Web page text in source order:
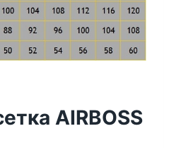
AIRBOSS